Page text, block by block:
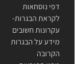
דפי נוסחאות
לקראת הבגרות-
עקרונות חשובים
מידע על הבגרות
הקרובה